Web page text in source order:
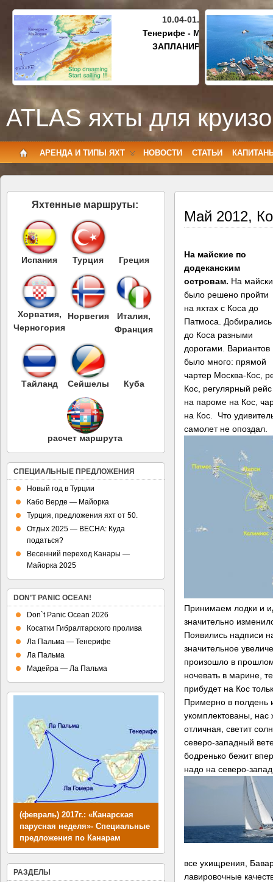
10.04-01.05.2027
Тенерифе - Майорка
ЗАПЛАНИРОВАНО
ATLAS яхты для
АРЕНДА И ТИПЫ ЯХТ НОВОСТИ СТАТЬИ
Май 2012,
На майские по
додеканским
островам. На
было решено пройти
на яхтах с Коса до
Патмоса. Добирались
до Коса разными
дорогами. Вариантов
было много: прямой
чартер Москва-Кос,
Кос, регулярный
на пароме на Кос,
на Кос. Что
самолет не опоздал.
Принимаем лодки и
значительно
Появились надписи
значительное
произошло в
ночевать в марине,
прибудет на Кос
Примерно в полдень
укомплектованы, нас
отличная, светит
северо-западный
бодренько бежит
надо на северо-
все ухищрения,
лавировочные
Яхтенные маршруты:
Испания Турция Греция
Хорватия,
Черногория
Норвегия
Италия,
Франция
Тайланд Сейшелы Куба
расчет маршрута
СПЕЦИАЛЬНЫЕ ПРЕДЛОЖЕНИЯ
Новый год в Турции
Кабо Верде — Майорка
Турция, предложения яхт от 50.
Отдых 2025 — ВЕСНА: Куда
податься?
Весенний переход Канары —
Майорка 2025
DON’T PANIC OCEAN!
Don`t Panic Ocean 2026
Косатки Гибралтарского пролива
Ла Пальма — Тенерифе
Ла Пальма
Мадейра — Ла Пальма
(февраль) 2017г.: «Канарская
парусная неделя»- Специальные
предложения по Канарам
РАЗДЕЛЫ